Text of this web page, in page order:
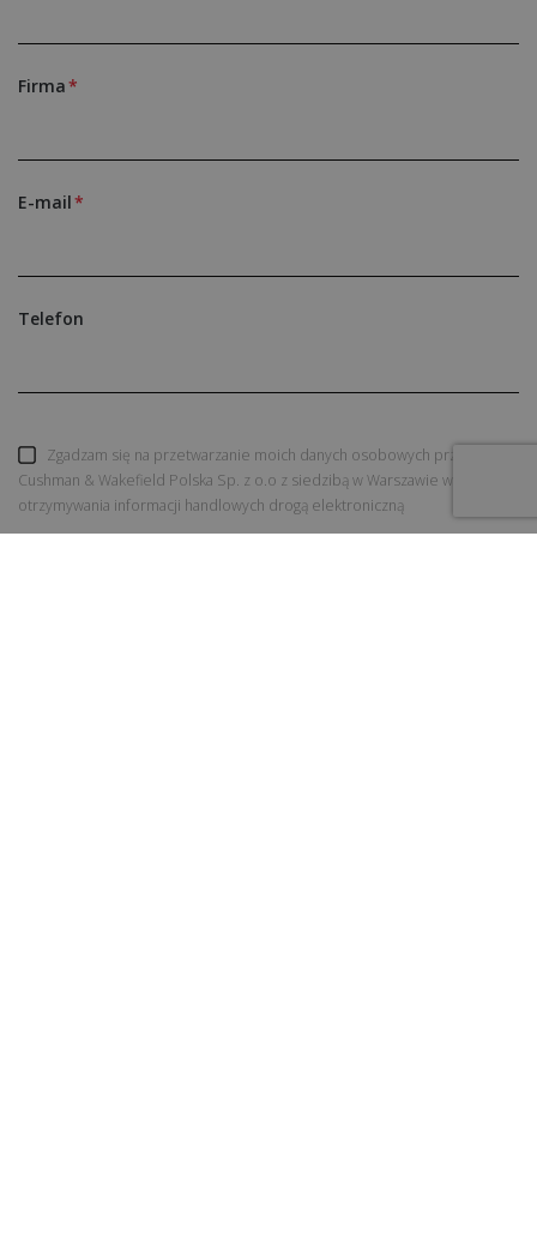
Firma
E-mail
Telefon
Zgadzam się na przetwarzanie moich danych osobowych przez
Cushman & Wakefield Polska Sp. z o.o z siedzibą w Warszawie w celu
otrzymywania informacji handlowych drogą elektroniczną